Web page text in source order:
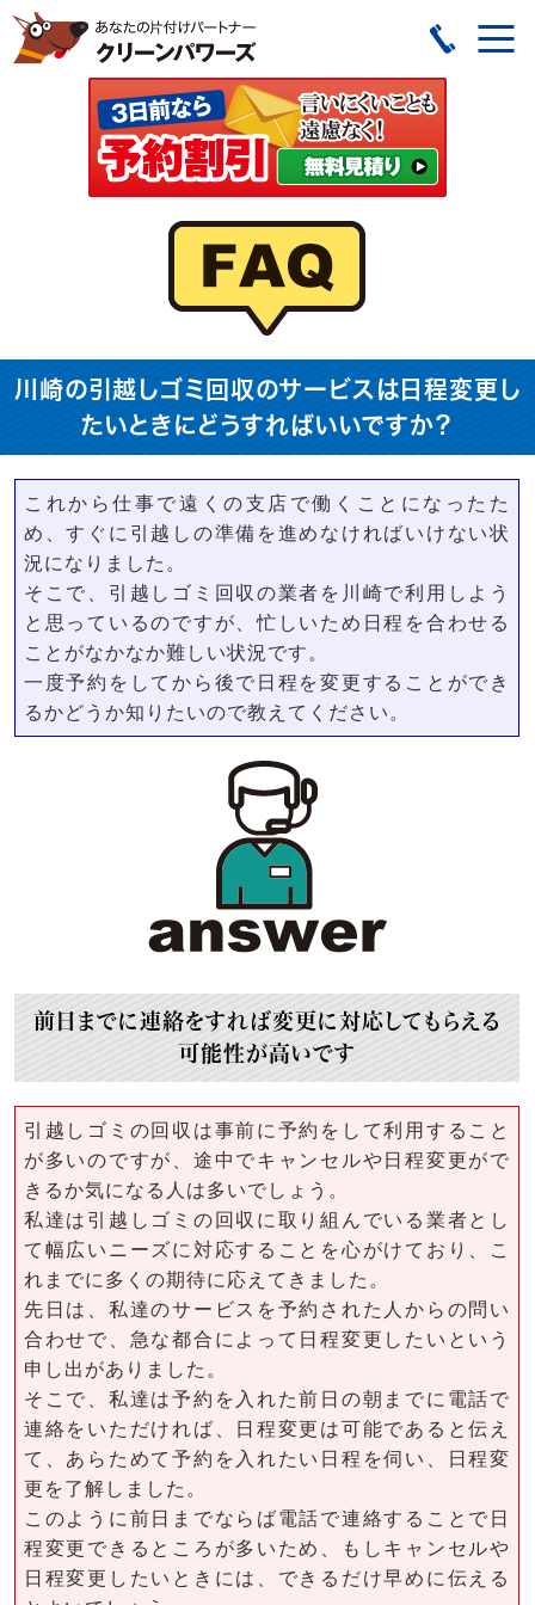
川崎の引越しゴミ回収のサービスは日程変更し
たいときにどうすればいいですか？
これから仕事で遠くの支店で働くことになったた
め、すぐに引越しの準備を進めなければいけない状
況になりました。
そこで、引越しゴミ回収の業者を川崎で利用しよう
と思っているのですが、忙しいため日程を合わせる
ことがなかなか難しい状況です。
一度予約をしてから後で日程を変更することができ
るかどうか知りたいので教えてください。
前日までに連絡をすれば変更に対応してもらえる
可能性が高いです
引越しゴミの回収は事前に予約をして利用すること
が多いのですが、途中でキャンセルや日程変更がで
きるか気になる人は多いでしょう。
私達は引越しゴミの回収に取り組んでいる業者とし
て幅広いニーズに対応することを心がけており、こ
れまでに多くの期待に応えてきました。
先日は、私達のサービスを予約された人からの問い
合わせで、急な都合によって日程変更したいという
申し出がありました。
そこで、私達は予約を入れた前日の朝までに電話で
連絡をいただければ、日程変更は可能であると伝え
て、あらためて予約を入れたい日程を伺い、日程変
更を了解しました。
このように前日までならば電話で連絡することで日
程変更できるところが多いため、もしキャンセルや
日程変更したいときには、できるだけ早めに伝える